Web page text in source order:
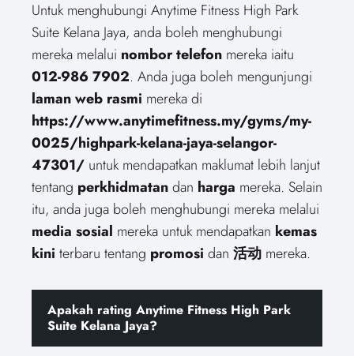
Untuk menghubungi Anytime Fitness High Park
Suite Kelana Jaya, anda boleh menghubungi
mereka melalui nombor telefon mereka iaitu
012-986 7902. Anda juga boleh mengunjungi
laman web rasmi mereka di
https://www.anytimefitness.my/gyms/my-
0025/highpark-kelana-jaya-selangor-
47301/ untuk mendapatkan maklumat lebih lanjut
tentang perkhidmatandan harga mereka. Selain
itu, anda juga boleh menghubungi mereka melalui
media sosial mereka untuk mendapatkan kemas
kini terbaru tentang promosi dan 活动 mereka.
Apakah rating Anytime Fitness High Park
Suite Kelana Jaya?